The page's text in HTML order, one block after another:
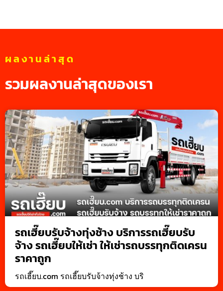
ผลงานล่าสุด
รวมผลงานล่าสุดของเรา
รถเฮี๊ยบรับจ้างทุ่งช้าง บริการรถเฮี๊ยบรับ
จ้าง รถเฮี๊ยบให้เช่า ให้เช่ารถบรรทุกติดเครน
ราคาถูก
รถเฮี๊ยบ.com รถเฮี๊ยบรับจ้างทุ่งช้าง บริ